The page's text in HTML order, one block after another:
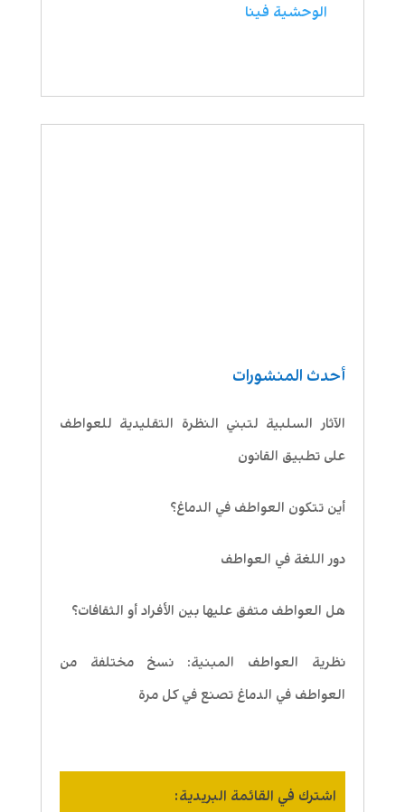
أحدث المنشورات
الآثار السلبية لتبني النظرة التقليدية للعواطف
على تطبيق القانون
أين تتكون العواطف في الدماغ؟
دور اللغة في العواطف
هل العواطف متفق عليها بين الأفراد أو الثقافات؟
نظرية العواطف المبنية: نسخ مختلفة من
العواطف في الدماغ تصنع في كل مرة
اشترك في القائمة البريدية:
الوحشية فينا